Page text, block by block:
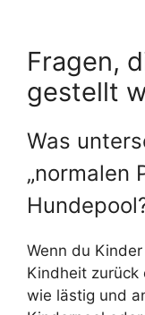
Fragen,
gestellt
Was
„normalen
Wenn du
Kindheit zurück
wie lästig und